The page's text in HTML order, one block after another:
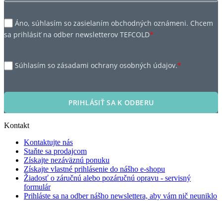
Áno, súhlasím so zasielaním obchodných oznámeni. Chcem
sa prihlásiť na odber newsletterov TEFCOLD*
Súhlasím so zásadami ochrany osobných údajov.*
PRIHLÁSIŤ SA K ODBERU
Kontakt
Kontaktujte nás
Staňte sa prodajcom
Získajte nezáväznú ponuku
Získajte vlastné prihlásenie do nášho e-shopu
Žiadosť o záručnú alebo pozáručnú opravu - servisný
formulár
Prihláste sa na odber nášho newslettera, aby vám nič neuniklo